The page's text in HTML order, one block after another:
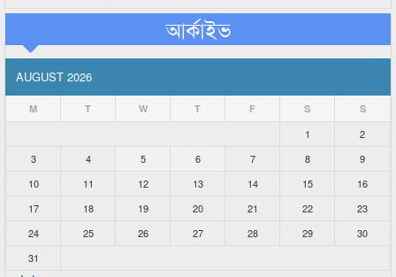
আর্কাইভ
AUGUST 2026
M T W T F S S
1
2
3
4 5 6 7 8
9
10
11 12 13 14 15
16
17
18 19 20 21 22
23
24
25 26 27 28 29
30
31